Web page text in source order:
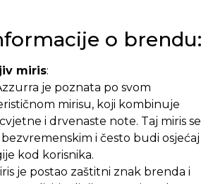
o brendu:
miris:
je poznata po svom
mirisu, koji kombinuje
i drvenaste note. Taj miris se
i često budi osjećaj
kod korisnika.
je postao zaštitni znak brenda i